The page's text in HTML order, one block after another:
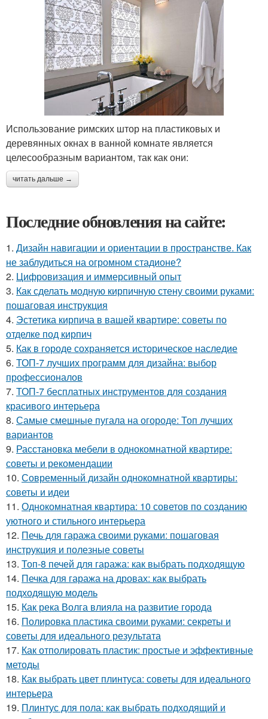
Использование римских штор на пластиковых и
деревянных окнах в ванной комнате является
целесообразным вариантом, так как они:
читать дальше →
Последние обновления на сайте:
1. Дизайн навигации и ориентации в пространстве. Как
не заблудиться на огромном стадионе?
2. Цифровизация и иммерсивный опыт
3. Как сделать модную кирпичную стену своими руками:
пошаговая инструкция
4. Эстетика кирпича в вашей квартире: советы по
отделке под кирпич
5. Как в городе сохраняется историческое наследие
6. ТОП-7 лучших программ для дизайна: выбор
профессионалов
7. ТОП-7 бесплатных инструментов для создания
красивого интерьера
8. Самые смешные пугала на огороде: Топ лучших
вариантов
9. Расстановка мебели в однокомнатной квартире:
советы и рекомендации
10. Современный дизайн однокомнатной квартиры:
советы и идеи
11. Однокомнатная квартира: 10 советов по созданию
уютного и стильного интерьера
12. Печь для гаража своими руками: пошаговая
инструкция и полезные советы
13. Топ-8 печей для гаража: как выбрать подходящую
14. Печка для гаража на дровах: как выбрать
подходящую модель
15. Как река Волга влияла на развитие города
16. Полировка пластика своими руками: секреты и
советы для идеального результата
17. Как отполировать пластик: простые и эффективные
методы
18. Как выбрать цвет плинтуса: советы для идеального
интерьера
19. Плинтус для пола: как выбрать подходящий и